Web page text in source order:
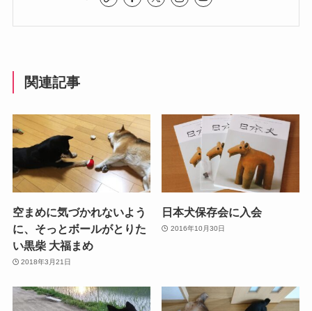
関連記事
空まめに気づかれないよう
に、そっとボールがとりた
い黒柴 大福まめ
2018年3月21日
日本犬保存会に入会
2016年10月30日